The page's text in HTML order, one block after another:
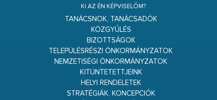
KI AZ ÉN KÉPVISELŐM?
TANÁCSNOK, TANÁCSADÓK
KÖZGYŰLÉS
BIZOTTSÁGOK
TELEPÜLÉSRÉSZI ÖNKORMÁNYZATOK
NEMZETISÉGI ÖNKORMÁNYZATOK
KITÜNTETETTJEINK
HELYI RENDELETEK
STRATÉGIÁK, KONCEPCIÓK